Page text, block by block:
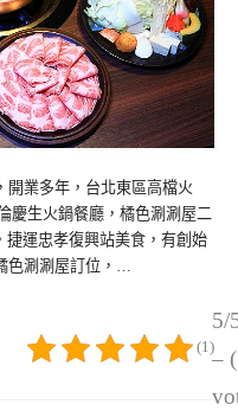
開業多年，台北東區高檔火
慶生火鍋餐廳，橘色涮涮屋二
捷運忠孝復興站美食，有創始
色涮涮屋訂位，…
5/
–
(1)